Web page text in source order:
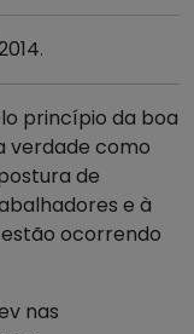
.
princípio da boa
verdade como
de
e à
ocorrendo
nas